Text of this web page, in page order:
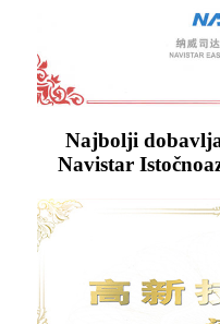
Najbolji
Navistar